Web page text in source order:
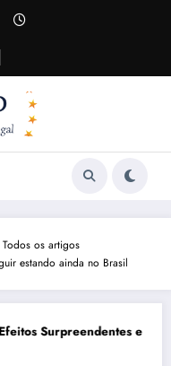
Todos os artigos
estando ainda no Brasil
de vida em Portugal 2026: